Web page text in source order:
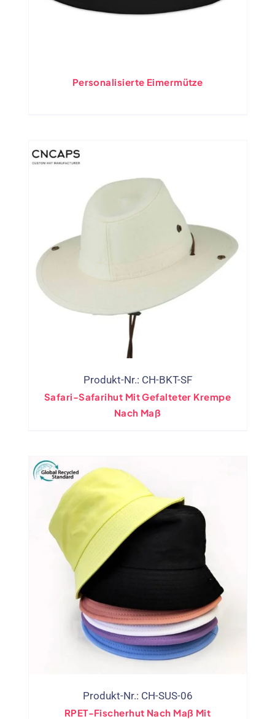
Personalisierte Eimermütze
Produkt-Nr.: CH-BKT-SF
Safari-Safarihut Mit Gefalteter Krempe
Nach Maß
Produkt-Nr.: CH-SUS-06
RPET-Fischerhut Nach Maß Mit